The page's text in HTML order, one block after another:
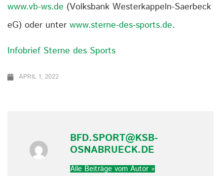
www.vb-ws.de (Volksbank Westerkappeln-Saerbeck
eG) oder unter www.sterne-des-sports.de.
Infobrief Sterne des Sports
APRIL 1, 2022
BFD.SPORT@KSB-
OSNABRUECK.DE
Alle Beiträge vom Autor »